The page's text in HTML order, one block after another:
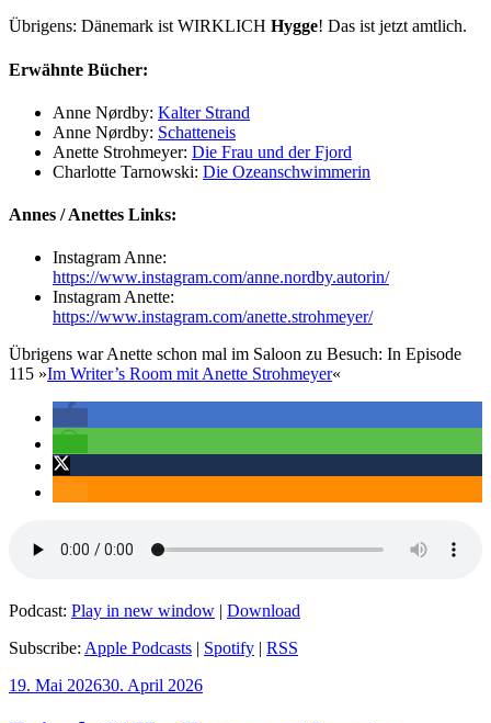
Übrigens: Dänemark ist WIRKLICH Hygge! Das ist jetzt amtlich.
Erwähnte Bücher:
Anne Nørdby: Kalter Strand
Anne Nørdby: Schatteneis
Anette Strohmeyer: Die Frau und der Fjord
Charlotte Tarnowski: Die Ozeanschwimmerin
Annes / Anettes Links:
Instagram Anne:
https://www.instagram.com/anne.nordby.autorin/
Instagram Anette:
https://www.instagram.com/anette.strohmeyer/
Übrigens war Anette schon mal im Saloon zu Besuch: In Episode
115 »Im Writer’s Room mit Anette Strohmeyer«
Podcast: Play in new window | Download
Subscribe: Apple Podcasts | Spotify | RSS
Veröffentlicht
19. Mai 202630. April 2026